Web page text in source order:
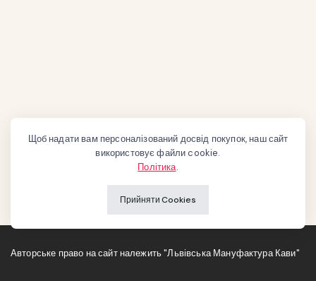
Авторське право на сайт належить "Львівська Мануфактура Кави"
Щоб надати вам персоналізований досвід покупок, наш сайт
використовує файли cookie.
Політика.
Прийняти Cookies